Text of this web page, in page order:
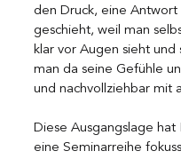
den Druck, eine
geschieht, weil man
klar vor Augen sieht und
man da seine Gefühle
und nachvollziehbar mit
Diese Ausgangslage
eine Seminarreihe